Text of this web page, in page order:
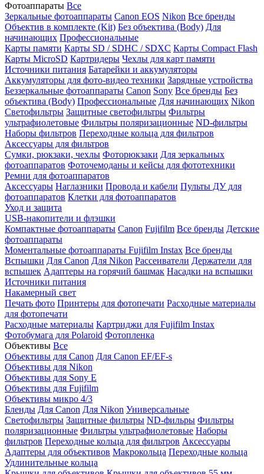
Фотоаппараты Все
Зеркальные фотоаппараты Canon EOS Nikon Все бренды
Объектив в комплекте (Kit) Без объектива (Body) Для
начинающих Профессиональные
Карты памяти Карты SD / SDHC / SDXC Карты Compact Flash
Карты MicroSD Картридеры Чехлы для карт памяти
Источники питания Батарейки и аккумуляторы
Аккумуляторы для фото-видео техники Зарядные устройства
Беззеркальные фотоаппараты Canon Sony Все бренды Без
объектива (Body) Профессиональные Для начинающих Nikon
Светофильтры Защитные светофильтры Фильтры
ультрафиолетовые Фильтры поляризационные ND-фильтры
Наборы фильтров Переходные кольца для фильтров
Аксессуары для фильтров
Сумки, рюкзаки, чехлы Фоторюкзаки Для зеркальных
фотоаппаратов Фоточемоданы и кейсы для фототехники
Ремни для фотоаппаратов
Аксессуары Наглазники Провода и кабели Пульты ДУ для
фотоаппаратов Клетки для фотоаппаратов
Уход и защита
USB-накопители и флэшки
Компактные фотоаппараты Canon Fujifilm Все бренды Детские
фотоаппараты
Моментальные фотоаппараты Fujifilm Instax Все бренды
Вспышки Для Canon Для Nikon Рассеиватели Держатели для
вспышек Адаптеры на горячий башмак Насадки на вспышки
Источники питания
Накамерный свет
Печать фото Принтеры для фотопечати Расходные материалы
для фотопечати
Расходные материалы Картриджи для Fujifilm Instax
Фотобумага для Polaroid Фотопленка
Объективы Все
Объективы для Canon Для Canon EF/EF-s
Объективы для Nikon
Объективы для Sony E
Объективы для Fujifilm
Объективы микро 4/3
Бленды Для Canon Для Nikon Универсальные
Светофильтры Защитные фильтры ND-фильры Фильтры
поляризационные Фильтры ультрафиолетовые Наборы
фильтров Переходные кольца для фильтров Аксессуары
Адаптеры для объективов Макрокольца Переходные кольца
Удлинительные кольца